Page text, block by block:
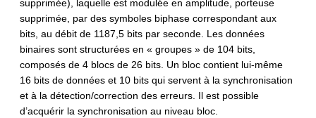
supprimée), laquelle est modulée en amplitude, porteuse
supprimée, par des symboles biphase correspondant aux
bits, au débit de 1187,5 bits par seconde. Les données
binaires sont structurées en « groupes » de 104 bits,
composés de 4 blocs de 26 bits. Un bloc contient lui-même
16 bits de données et 10 bits qui servent à la synchronisation
et à la détection/correction des erreurs. Il est possible
d’acquérir la synchronisation au niveau bloc.